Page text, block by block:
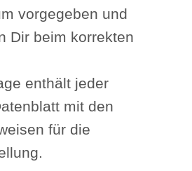
vorgegeben und
Dir beim korrekten
enthält jeder
mit den
für die